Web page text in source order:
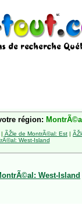
région: MontrÃ©al
| ÃŽle de MontrÃ©al: Est |
West-Island
West-Island